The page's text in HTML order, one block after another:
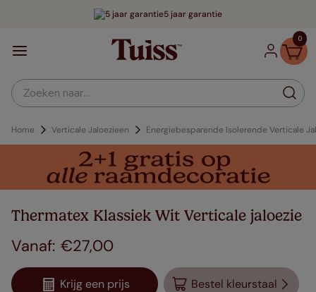
5 jaar garantie
0
Zoeken naar...
Home Verticale Jaloezieen Energiebesparende Isolerende Verticale
Thermatex Klassiek Wit Verticale jaloezie
€27,00
Krijg een prijs Bestel kleurstaal